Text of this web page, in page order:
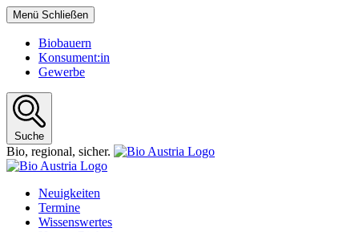
Menü Schließen
Biobauern
Konsument:in
Gewerbe
Suche
Bio, regional, sicher.
Neuigkeiten
Termine
Wissenswertes